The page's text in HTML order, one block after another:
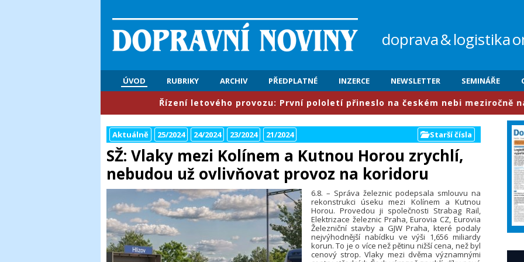
doprava&logistika
ÚVOD RUBRIKY ARCHIV PŘEDPLATNÉ INZERCE NEWSLETTER SEMINÁŘE
​Řízení letového provozu: První pololetí přineslo na českém nebi meziročně nárůst
Aktuálně 25/2024 24/2024 23/2024 21/2024 Starší čísla
​SŽ: Vlaky mezi Kolínem a Kutnou Horou zrychlí,
nebudou už ovlivňovat provoz na koridoru
6.8. – Správa železnic podepsala smlouvu na
rekonstrukci úseku mezi Kolínem a Kutnou
Horou. Provedou ji společnosti Strabag Rail,
Elektrizace železnic Praha, Eurovia CZ, Eurovia
Železniční stavby a GJW Praha, které podaly
nejvýhodnější nabídku ve výši 1,656 miliardy
korun. To je o více než pětinu nižší cena, než byl
cenový strop. Vlaky mezi dvěma významnými